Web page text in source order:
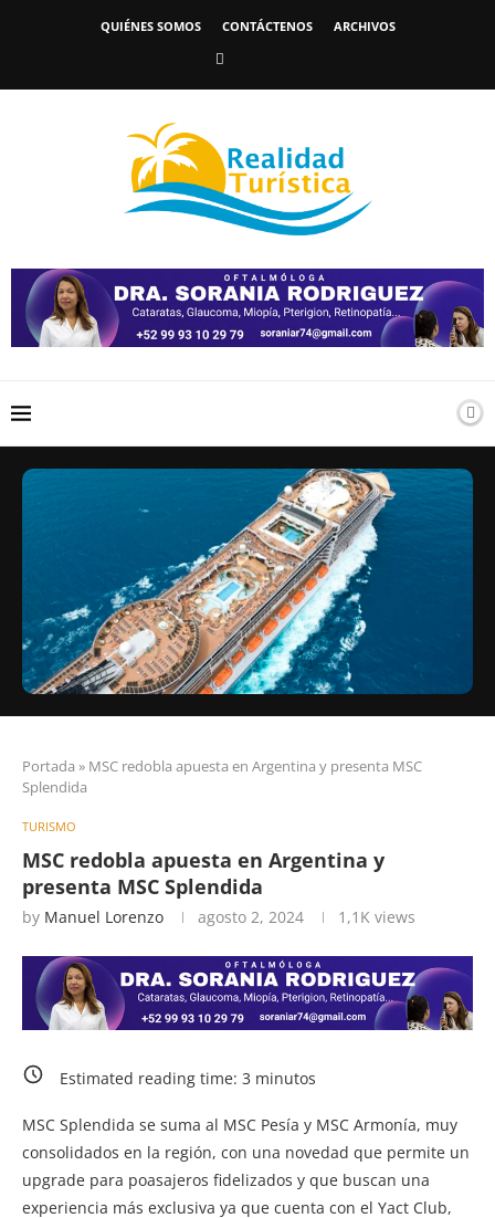
QUIÉNES SOMOS CONTÁCTENOS ARCHIVOS
Portada » MSC redobla apuesta en Argentina y presenta MSC
Splendida
TURISMO
MSC redobla apuesta en Argentina y
presenta MSC Splendida
by Manuel Lorenzo agosto 2, 2024 1,1K views
Estimated reading time: 3 minutos
MSC Splendida se suma al MSC Pesía y MSC Armonía, muy
consolidados en la región, con una novedad que permite un
upgrade para poasajeros fidelizados y que buscan una
experiencia más exclusiva ya que cuenta con el Yact Club,